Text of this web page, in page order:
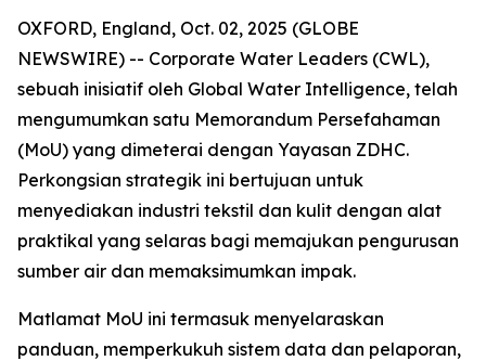
OXFORD, England, Oct. 02, 2025 (GLOBE
NEWSWIRE) -- Corporate Water Leaders (CWL),
sebuah inisiatif oleh Global Water Intelligence, telah
mengumumkan satu Memorandum Persefahaman
(MoU) yang dimeterai dengan Yayasan ZDHC.
Perkongsian strategik ini bertujuan untuk
menyediakan industri tekstil dan kulit dengan alat
praktikal yang selaras bagi memajukan pengurusan
sumber air dan memaksimumkan impak.
Matlamat MoU ini termasuk menyelaraskan
panduan, memperkukuh sistem data dan pelaporan,